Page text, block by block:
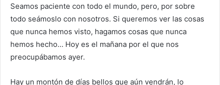
Seamos paciente con todo el mundo, pero, por sobre
todo seámoslo con nosotros. Si queremos ver las cosas
que nunca hemos visto, hagamos cosas que nunca
hemos hecho… Hoy es el mañana por el que nos
preocupábamos ayer.
Hay un montón de días bellos que aún vendrán, lo